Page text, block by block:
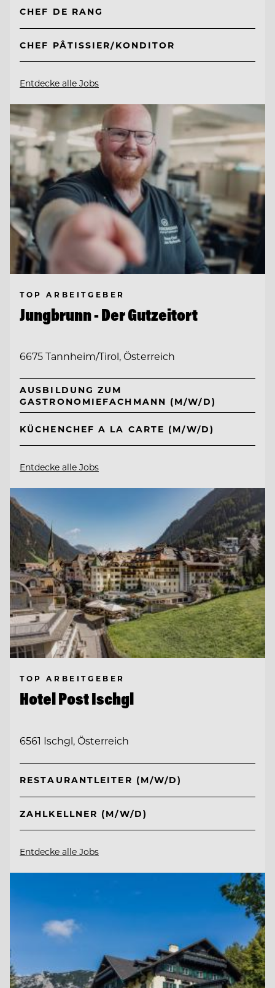
CHEF DE RANG
CHEF PÂTISSIER/KONDITOR
Entdecke alle Jobs
TOP ARBEITGEBER
Jungbrunn - Der Gutzeitort
6675 Tannheim/Tirol, Österreich
AUSBILDUNG ZUM
GASTRONOMIEFACHMANN (M/W/D)
KÜCHENCHEF A LA CARTE (M/W/D)
Entdecke alle Jobs
TOP ARBEITGEBER
Hotel Post Ischgl
6561 Ischgl, Österreich
RESTAURANTLEITER (M/W/D)
ZAHLKELLNER (M/W/D)
Entdecke alle Jobs